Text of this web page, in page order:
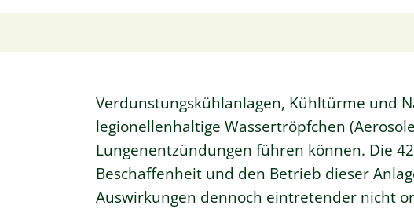
Verdunstungskühlanlagen, Kühltürme und
legionellenhaltige Wassertröpfchen
Lungenentzündungen führen können. Die
Beschaffenheit und den Betrieb dieser
Auswirkungen dennoch eintretender nicht